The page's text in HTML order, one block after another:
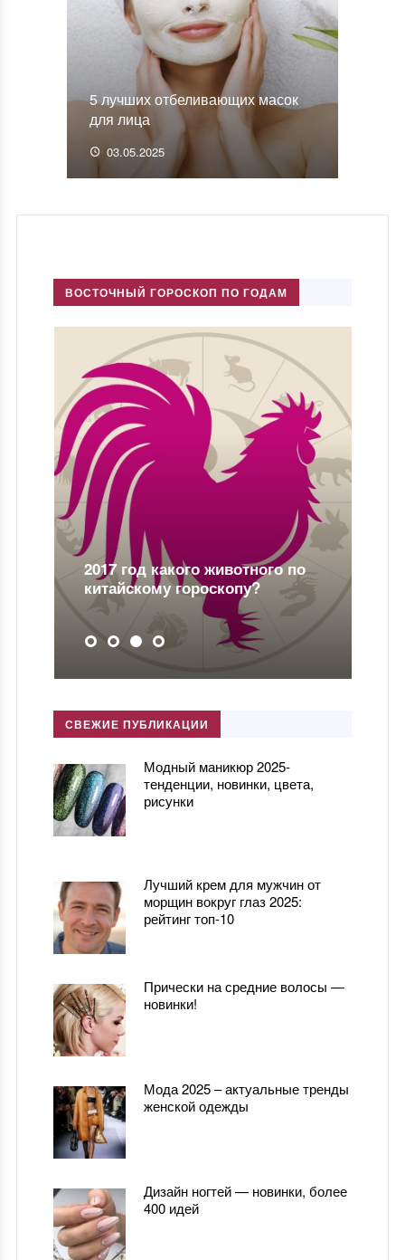
5 лучших отбеливающих масок
для лица
03.05.2025
ВОСТОЧНЫЙ ГОРОСКОП ПО ГОДАМ
2017 год какого животного по
китайскому гороскопу?
СВЕЖИЕ ПУБЛИКАЦИИ
Модный маникюр 2025-
тенденции, новинки, цвета,
рисунки
Лучший крем для мужчин от
морщин вокруг глаз 2025:
рейтинг топ-10
Прически на средние волосы —
новинки!
Мода 2025 – актуальные тренды
женской одежды
Дизайн ногтей — новинки, более
400 идей